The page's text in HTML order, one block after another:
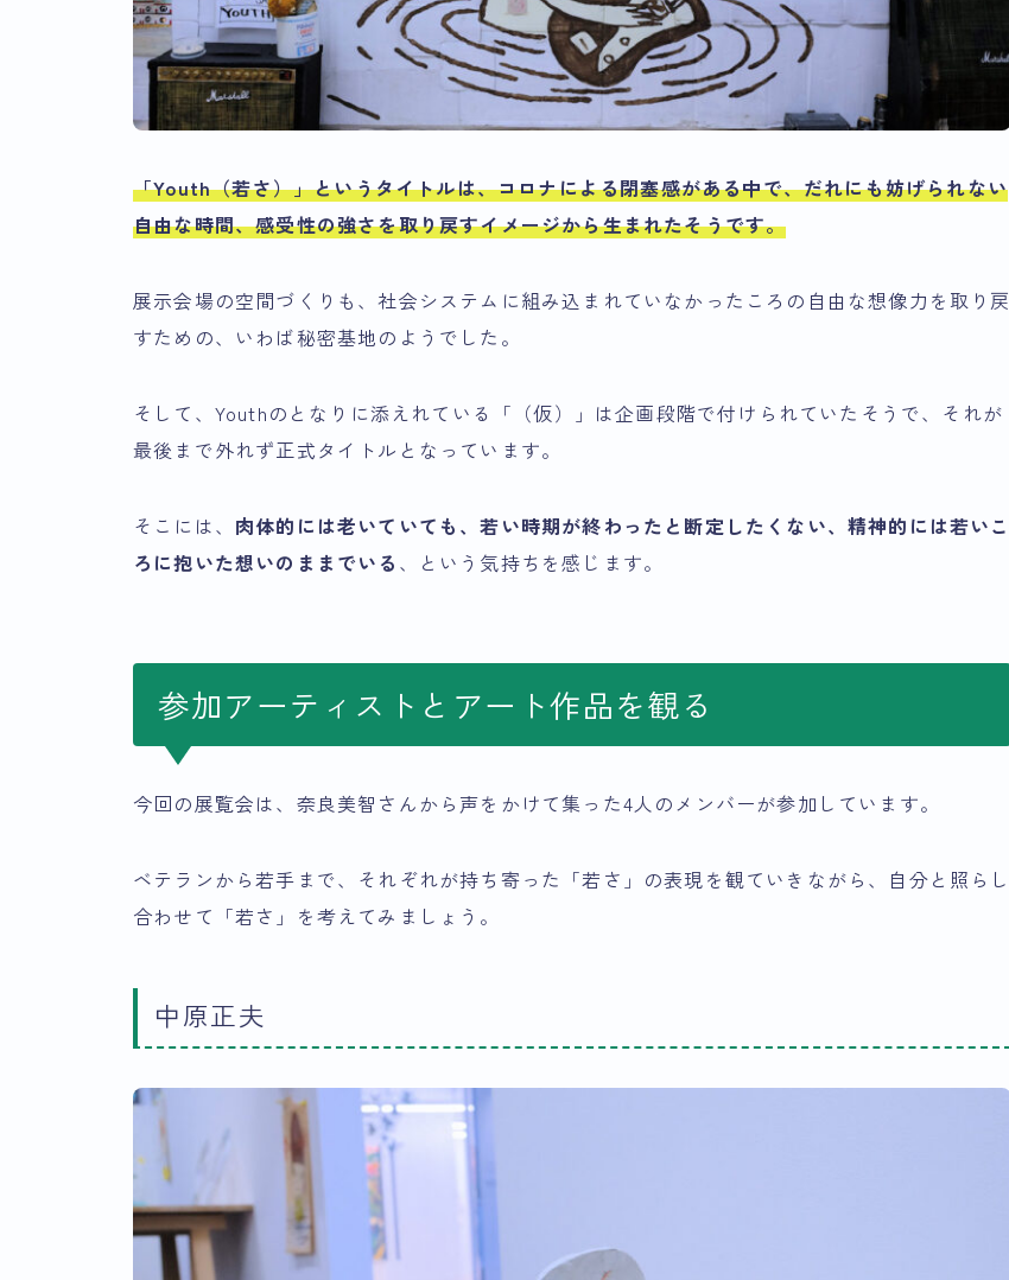
「Youth（若さ）」というタイトルは、コロナによる閉塞感がある中で、だれにも妨げられない
自由な時間、感受性の強さを取り戻すイメージから生まれたそうです。
展示会場の空間づくりも、社会システムに組み込まれていなかったころの自由な想像力を取り戻
すための、いわば秘密基地のようでした。
そして、Youthのとなりに添えれている「（仮）」は企画段階で付けられていたそうで、それが
最後まで外れず正式タイトルとなっています。
そこには、 肉体的には老いていても、若い時期が終わったと断定したくない、精神的には若いこ
ろに抱いた想いのままでいる 、という気持ちを感じます。
参加アーティストとアート作品を観る
今回の展覧会は、奈良美智さんから声をかけて集った4人のメンバーが参加しています。
ベテランから若手まで、それぞれが持ち寄った「若さ」の表現を観ていきながら、自分と照らし
合わせて「若さ」を考えてみましょう。
中原正夫